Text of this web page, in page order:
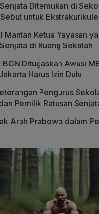
Ditemukan di
untuk
Mantan Ketua Yayasan
di Ruang Sekolah
BGN Ditugaskan Awasi
Harus Izin Dulu
Pengurus
Pemilik Ratusan
Arah Prabowo dalam